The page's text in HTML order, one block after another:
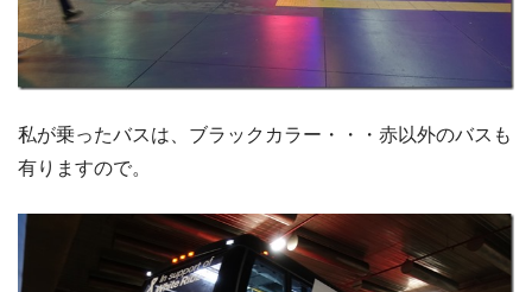
私が乗ったバスは、ブラックカラー・・・赤以外のバスも
有りますので。